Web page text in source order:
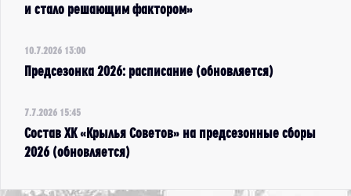
и стало решающим фактором»
10.7.2026 13:00
Предсезонка 2026: расписание (обновляется)
7.7.2026 15:45
Состав ХК «Крылья Советов» на предсезонные сборы
2026 (обновляется)